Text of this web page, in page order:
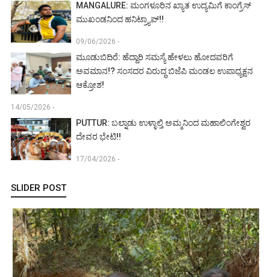
MANGALURE: ಮಂಗಳೂರಿನ ಖ್ಯಾತ ಉದ್ಯಮಿಗೆ ಕಾಂಗ್ರೆಸ್
ಮುಖಂಡನಿಂದ ಹನಿಟ್ರ್ಯಾಪ್!!
09/06/2026 -
ಮೂಡುಬಿದಿರೆ: ಹೆದ್ದಾರಿ ಸಮಸ್ಯೆ ಹೇಳಲು ಹೋದವರಿಗೆ
ಅವಮಾನ!? ಸಂಸದರ ವಿರುದ್ಧ ಬಿಜೆಪಿ ಮಂಡಲ ಉಪಾಧ್ಯಕ್ಷನ
ಆಕ್ರೋಶ!
14/05/2026 -
PUTTUR: ಬಲ್ನಾಡು ಉಳ್ಳಾಲ್ತಿ ಅಮ್ಮನಿಂದ ಮಹಾಲಿಂಗೇಶ್ವರ
ದೇವರ ಭೇಟಿ!!
17/04/2026 -
SLIDER POST